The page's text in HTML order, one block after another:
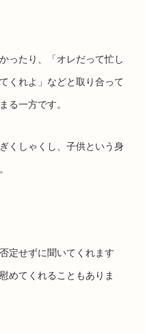
ったり、「オレだって忙し
くれよ」などと取り合って
る一方です。
くしゃくし、子供という身
定せずに聞いてくれます
めてくれることもありま